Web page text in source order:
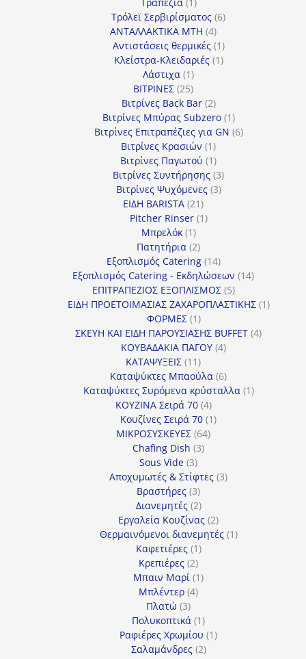
προϊόν
Τρόλεϊ Σερβιρίσματος 66
ΑΝΤΑΛΛΑΚΤΙΚΑ MTH 44
προϊόντα
Αντιστάσεις θερμικές 11
προϊόν
Κλείστρα-Κλειδαριές 11
Λάστιχα 11
προϊόν
ΒΙΤΡΙΝΕΣ 2525
προϊόντα
Βιτρίνες Back Bar 22
προϊόντα
Βιτρίνες Mπύρας Subzero 11
προϊόν
Βιτρίνες Επιτραπέζιες για GN 66
Βιτρίνες Κρασιών 11
προϊόν
Βιτρίνες Παγωτού 11
προϊόν
Βιτρίνες Συντήρησης 33
προϊόντα
Βιτρίνες Ψυχόμενες 33
ΕΙΔΗ BARISTA 2121
προϊόντα
Pitcher Rinser 11
Μπρελόκ 11
προϊόν
Πατητήρια 22
προϊόντα
Εξοπλισμός Catering 1414
προϊόντα
Εξοπλισμός Catering - Εκδηλώσεων 1414
ΕΠΙΤΡΑΠΕΖΙΟΣ ΕΞΟΠΛΙΣΜΟΣ 55
προϊόντα
ΕΙΔΗ ΠΡΟΕΤΟΙΜΑΣΙΑΣ ΖΑΧΑΡΟΠΛΑΣΤΙΚΗΣ 11
ΦΟΡΜΕΣ 11
προϊόν
ΣΚΕΥΗ ΚΑΙ ΕΙΔΗ ΠΑΡΟΥΣΙΑΣΗΣ BUFFET 44
ΚΟΥΒΑΔΑΚΙΑ ΠΑΓΟΥ 44
ΚΑΤΑΨΥΞΕΙΣ 1111
προϊόντα
Καταψύκτες Μπαούλα 66
προϊόντα
Καταψύκτες Συρόμενα κρύσταλλα 11
ΚΟΥΖΙΝΑ Σειρά 70 44
προϊόντα
Κουζίνες Σειρά 70 11
ΜΙΚΡΟΣΥΣΚΕΥΕΣ 6464
Chafing Dish 33
Sous Vide 33
προϊόντα
Αποχυμωτές & Στίφτες 33
Βραστήρες 33
προϊόντα
Διανεμητές 22
προϊόντα
Εργαλεία Κουζίνας 22
προϊόντα
Θερμαινόμενοι διανεμητές 11
Καφετιέρες 11
προϊόν
Κρεπιέρες 22
προϊόντα
Μπαιν Μαρί 11
Μπλέντερ 44
Πλατώ 33
προϊόντα
Πολυκοπτικά 11
προϊόν
Ραφιέρες Χρωμίου 11
Σαλαμάνδρες 22